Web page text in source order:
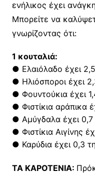
ενήλικος έχει
Mπορείτε να
γνωρίζοντας ότι:
1 κουταλιά:
● Ελαιόλαδο έχει
● Ηλιόσποροι έχει
● Φουντούκια έχει
● Φιστίκια αράπικα
● Αμύγδαλα έχει
● Φιστίκια Aιγίνης
● Καρύδια έχει 0,3
TA KAPOTENIA: